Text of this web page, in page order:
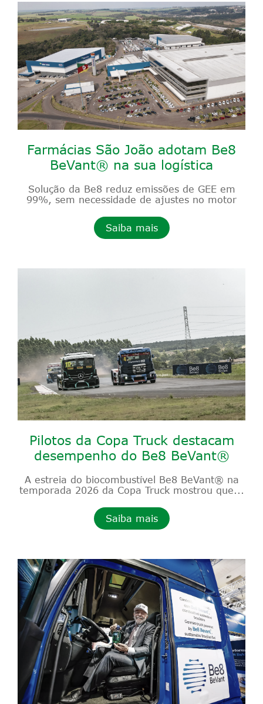
Farmácias São João adotam Be8
BeVant® na sua logística
Solução da Be8 reduz emissões de GEE em
99%, sem necessidade de ajustes no motor
Saiba mais
Pilotos da Copa Truck destacam
desempenho do Be8 BeVant®
A estreia do biocombustível Be8 BeVant® na
temporada 2026 da Copa Truck mostrou que...
Saiba mais